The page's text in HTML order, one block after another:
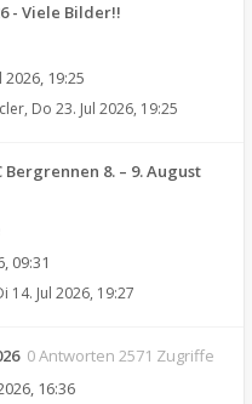
- Viele Bilder!!
2026, 19:25
, Do 23. Jul 2026, 19:25
Bergrennen 8. – 9. August
09:31
14. Jul 2026, 19:27
0 Antworten 2571 Zugriffe
16:36